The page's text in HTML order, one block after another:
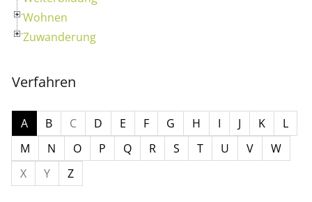
Wohnen
Zuwanderung
Verfahren
A B C D E F G H I J K
L
M
N O P Q R S T U V
W
X
Y Z